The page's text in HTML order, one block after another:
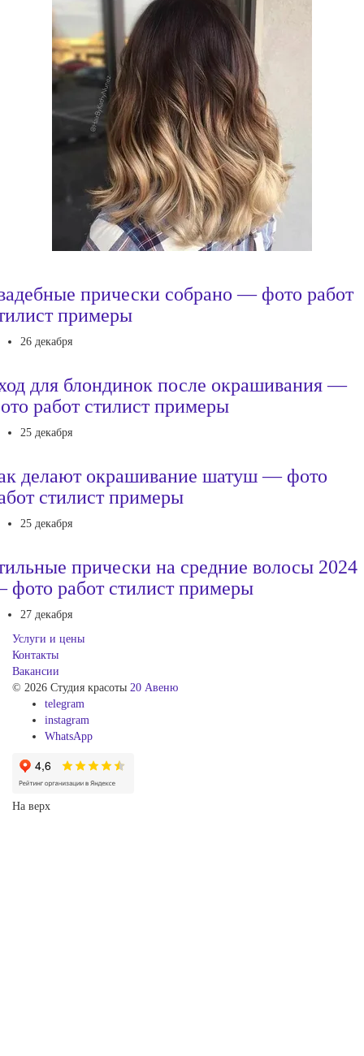
прически собрано — фото работ
примеры
26 декабря
для блондинок после окрашивания —
работ стилист примеры
25 декабря
делают окрашивание шатуш — фото
стилист примеры
25 декабря
прически на средние волосы 2024
работ стилист примеры
27 декабря
Услуги и цены
Контакты
Вакансии
© 2026 Студия красоты 20 Авеню
telegram
instagram
WhatsApp
На верх